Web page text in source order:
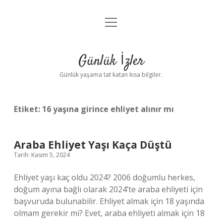
Anasayfa
Yasal Uyarı
menüyü
Günlük İzler
Günlük yaşama tat katan kısa bilgiler.
Etiket: 16 yaşına girince ehliyet alınır mı
Araba Ehliyet Yaşı Kaça Düştü
Tarih: Kasım 5, 2024
Ehliyet yaşı kaç oldu 2024? 2006 doğumlu herkes,
doğum ayına bağlı olarak 2024’te araba ehliyeti için
başvuruda bulunabilir. Ehliyet almak için 18 yaşında
olmam gerekir mi? Evet, araba ehliyeti almak için 18